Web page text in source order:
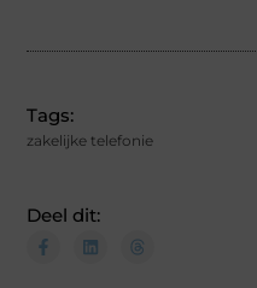
Tags:
zakelijke telefonie
Deel dit: